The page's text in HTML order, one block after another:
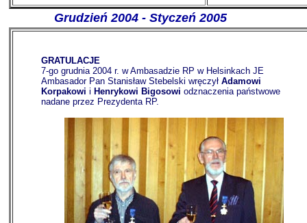
Grudzień 2004 - Styczeń 2005
GRATULACJE
7-go grudnia 2004 r. w Ambasadzie RP w Helsinkach JE
Ambasador Pan Stanisław Stebelski wręczył Adamowi
Korpakowi i Henrykowi Bigosowi odznaczenia państwowe
nadane przez Prezydenta RP.